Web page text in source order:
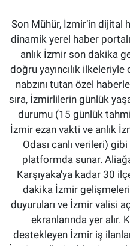
Son Mühür, İzmir’in dijital
dinamik yerel haber
anlık İzmir son dakika
doğru yayıncılık ilkeleriyle
nabzını tutan özel
sıra, İzmirlilerin günlük
durumu (15 günlük
İzmir ezan vakti ve anlık
Odası canlı verileri)
platformda sunar.
Karşıyaka'ya kadar 30
dakika İzmir
duyuruları ve İzmir valisi
ekranlarında yer alır.
destekleyen İzmir iş